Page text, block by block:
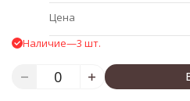
Цена
Наличие—3 шт.